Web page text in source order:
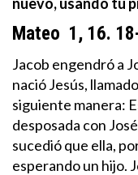
Mateo 1, 16.
Jacob engendró a
nació Jesús,
siguiente manera:
desposada con
sucedió que ella,
esperando un hijo.